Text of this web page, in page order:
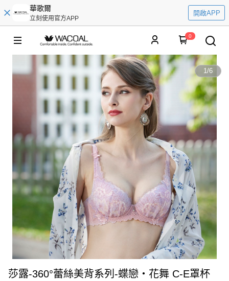
華歌爾
立刻使用官方APP
開啟APP
0
1/6
莎露-360°蕾絲美背系列-蝶戀‧花舞 C-E罩杯